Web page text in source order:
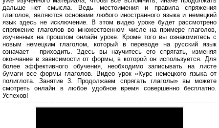
дальше нет смысла. Ведь местоимения и правила спряжения
глаголов, являются основами любого иностранного языка и немецкий
язык здесь не исключение. В этом видео уроке будет рассмотрено
спряжение глаголов во множественном числе на примере глаголов,
изученных на прошлом онлайн уроке. Кроме того вы ознакомитесь с
новым немецким глаголом, который в переводе на русский язык
означает - приходить. Здесь вы научитесь его спрягать, изменяя
окончание в зависимости от формы, в которой он используется. Для
более эффективного обучения, необходимо записывать на листе
бумаги все формы глаголов. Видео урок «Курс немецкого языка от
полиглота. Занятие 3. Продолжаем спрягать глаголы» вы можете
смотреть онлайн в любое удобное время совершенно бесплатно.
Успехов!